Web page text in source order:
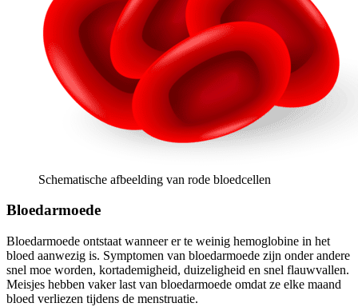
Schematische afbeelding van rode bloedcellen
Bloedarmoede
Bloedarmoede ontstaat wanneer er te weinig hemoglobine in het
bloed aanwezig is. Symptomen van bloedarmoede zijn onder andere
snel moe worden, kortademigheid, duizeligheid en snel flauwvallen.
Meisjes hebben vaker last van bloedarmoede omdat ze elke maand
bloed verliezen tijdens de menstruatie.